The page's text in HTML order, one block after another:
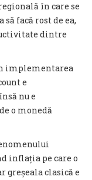
în care se
facă rost de ea,
dintre
implementarea
e
nu e
o monedă
inflația pe care o
clasică e